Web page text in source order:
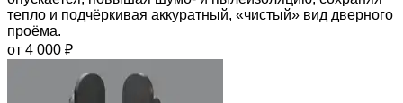
тепло и подчёркивая аккуратный, «чистый» вид дверного
проёма.
от 4 000 ₽